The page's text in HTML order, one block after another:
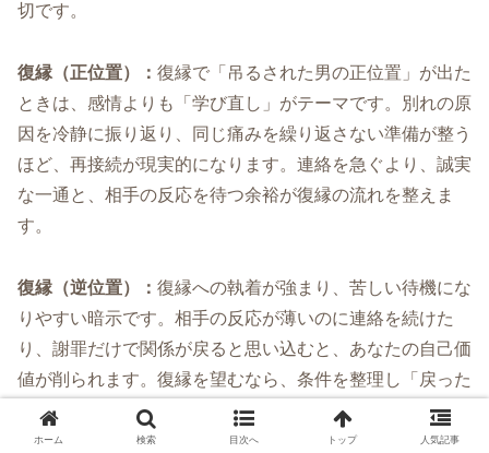
切です。
復縁（正位置）： 復縁で「吊るされた男の正位置」が出た
ときは、感情よりも「学び直し」がテーマです。別れの原
因を冷静に振り返り、同じ痛みを繰り返さない準備が整う
ほど、再接続が現実的になります。連絡を急ぐより、誠実
な一通と、相手の反応を待つ余裕が復縁の流れを整えま
す。
復縁（逆位置）： 復縁への執着が強まり、苦しい待機にな
りやすい暗示です。相手の反応が薄いのに連絡を続けた
り、謝罪だけで関係が戻ると思い込むと、あなたの自己価
値が削られます。復縁を望むなら、条件を整理し「戻った
後にどう変えるか」を言葉にできるかが勝負です。できな
いなら、いったん距離を取り、心の回復を優先した方が結
ホーム 検索 目次へ トップ 人気記事